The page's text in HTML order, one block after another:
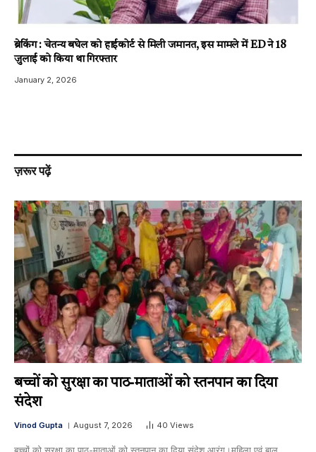
ब्रेकिंग : चेतन्य बघेल को हाईकोर्ट से मिली जमानत, इस मामले में ED ने 18
जुलाई को किया था गिरफ्तार
January 2, 2026
ज़रूर पढ़ें
बच्चों को सुरक्षा का पाठ-माताओं को स्तनपान का दिया
संदेश
Vinod Gupta August 7, 2026 40 Views
बच्चों को सुरक्षा का पाठ-माताओं को स्तनपान का दिया संदेश आरंग।महिला एवं बाल